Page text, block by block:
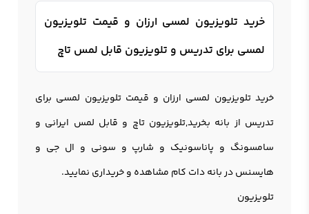
خرید تلویزیون لمسی ارزان و قیمت تلویزیون
لمسی برای تدریس و تلویزیون قابل لمس تاچ
خرید تلویزیون لمسی ارزان و قیمت تلویزیون لمسی برای
تدریس از بانه بخرید,تلویزیون تاچ و قابل لمس ایرانی و
سامسونگ و پاناسونیک و شارپ و سونی و ال جی و
هایسنس در بانه دات کام مشاهده و خریداری نمایید.
تلویزیون